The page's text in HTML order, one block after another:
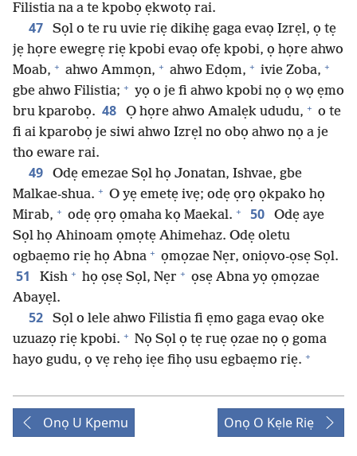
Filistia na a te kpobọ ẹkwotọ rai.
47
Sọl o te ru uvie riẹ dikihẹ gaga evaọ Izrẹl, ọ tẹ
jẹ họre ewegrẹ riẹ kpobi evaọ ofẹ kpobi, ọ họre ahwo
Moab, + ahwo Ammọn, + ahwo Edọm, + ivie Zoba, +
gbe ahwo Filistia; + yọ o je fi ahwo kpobi nọ ọ wọ ẹmo
bru kparobọ. 48 Ọ họre ahwo Amalẹk ududu, + o te
fi ai kparobọ je siwi ahwo Izrẹl no obọ ahwo nọ a je
tho eware rai.
49
Odẹ emezae Sọl họ Jonatan, Ishvae, gbe
Malkae-shua. + O yẹ emetẹ ivẹ; odẹ ọrọ ọkpako họ
Mirab, + odẹ ọrọ ọmaha kọ Maekal. + 50
Odẹ aye
Sọl họ Ahinoam ọmọtẹ Ahimehaz. Odẹ oletu
ogbaẹmo riẹ họ Abna + ọmọzae Nẹr, oniọvo-ọsẹ Sọl.
51 Kish + họ ọsẹ Sọl, Nẹr + ọsẹ Abna yọ ọmọzae
Abayẹl.
52
Sọl o lele ahwo Filistia fi ẹmo gaga evaọ oke
uzuazọ riẹ kpobi. + Nọ Sọl ọ tẹ ruẹ ọzae nọ ọ goma
hayo gudu, ọ vẹ rehọ iẹe fihọ usu egbaẹmo riẹ. +
Onọ U Kpemu Onọ O Kẹle Riẹ